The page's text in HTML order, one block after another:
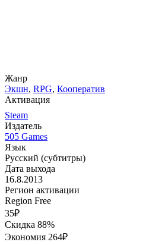
Жанр
Экшн, RPG, Кооператив
Активация
Steam
Издатель
505 Games
Язык
Русский (субтитры)
Дата выхода
16.8.2013
Регион активации
Region Free
35₽
Скидка 88%
Экономия 264₽